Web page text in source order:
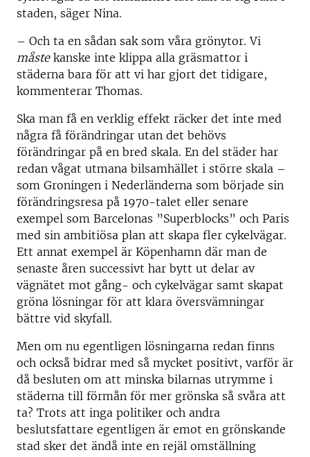
staden, säger Nina.
– Och ta en sådan sak som våra grönytor. Vi
måstekanske inte klippa alla gräsmattor i
städerna bara för att vi har gjort det tidigare,
kommenterar Thomas.
Ska man få en verklig effekt räcker det inte med
några få förändringar utan det behövs
förändringar på en bred skala. En del städer har
redan vågat utmana bilsamhället i större skala –
som Groningen i Nederländerna som började sin
förändringsresa på 1970-talet eller senare
exempel som Barcelonas ”Superblocks” och Paris
med sin ambitiösa plan att skapa fler cykelvägar.
Ett annat exempel är Köpenhamn där man de
senaste åren successivt har bytt ut delar av
vägnätet mot gång- och cykelvägar samt skapat
gröna lösningar för att klara översvämningar
bättre vid skyfall.
Men om nu egentligen lösningarna redan finns
och också bidrar med så mycket positivt, varför är
då besluten om att minska bilarnas utrymme i
städerna till förmån för mer grönska så svåra att
ta? Trots att inga politiker och andra
beslutsfattare egentligen är emot en grönskande
stad sker det ändå inte en rejäl omställning